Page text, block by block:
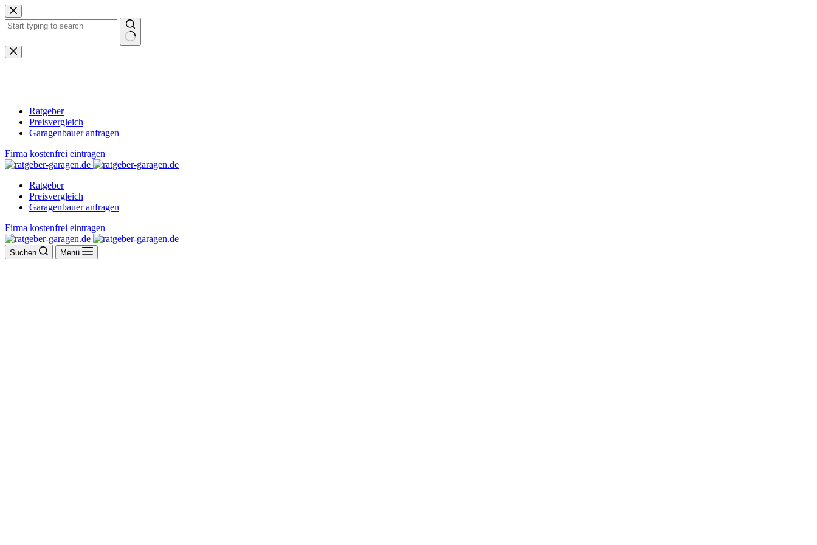
Zum
Inhalt
springen
Keine
Ergebnisse
Ratgeber
Preisvergleich
Garagenbauer anfragen
Firma kostenfrei eintragen
Ratgeber
Preisvergleich
Garagenbauer anfragen
Firma kostenfrei eintragen
Suchen Menü